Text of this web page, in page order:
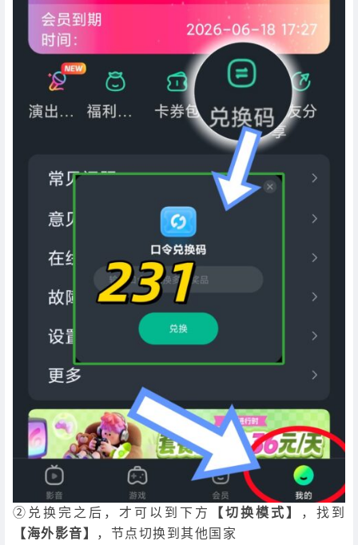
②兑换完之后，才可以到下方 【切换模式】
，找到
【海外影音】
，节点切换到其他国家